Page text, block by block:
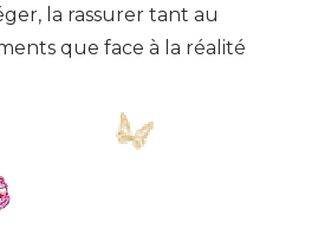
la rassurer tant au
que face à la réalité